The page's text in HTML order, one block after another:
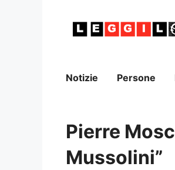
Notizie Persone
Pierre
Mussolini”